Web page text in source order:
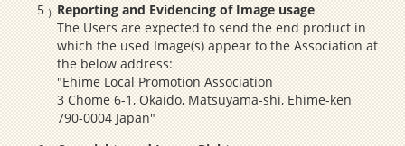
Reporting and Evidencing of Image usage
The Users are expected to send the end product in
which the used Image(s) appear to the Association at
the below address:
"Ehime Local Promotion Association
3 Chome 6-1, Okaido, Matsuyama-shi, Ehime-ken
790-0004 Japan"